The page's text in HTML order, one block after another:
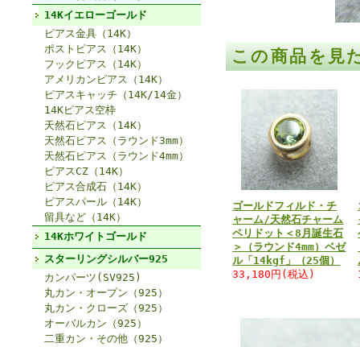
14Kイエローゴールド
ピアス金具（14K）
ポストピアス（14K）
フックピアス（14K）
アメリカンピアス（14K）
ピアスキャッチ（14K/14金）
14Kピアス空枠
天然石ピアス（14K）
天然石ピアス（ラウンド3mm）
天然石ピアス（ラウンド4mm）
ピアスCZ（14K）
ピアス合成石（14K）
ピアスパール（14K）
留具など（14K）
14Kホワイトゴールド
スターリングシルバー925
カンパーツ(SV925)
丸カン・オープン（925）
丸カン・クローズ（925）
オーバルカン（925）
二重カン・その他（925）
この商品を見
ゴールドフィルド・チ
ャーム/天然石チャーム
ペリドット＜8月誕生石
＞（ラウンド4mm）ベゼ
ル「14kgf」（25個）
33,180円(税込)